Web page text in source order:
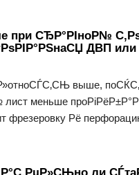
при СЂР°РІноР№
ДВП
выше,
меньше
фрезеровку Рё